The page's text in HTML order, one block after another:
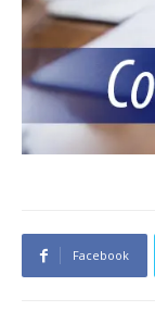
Facebook